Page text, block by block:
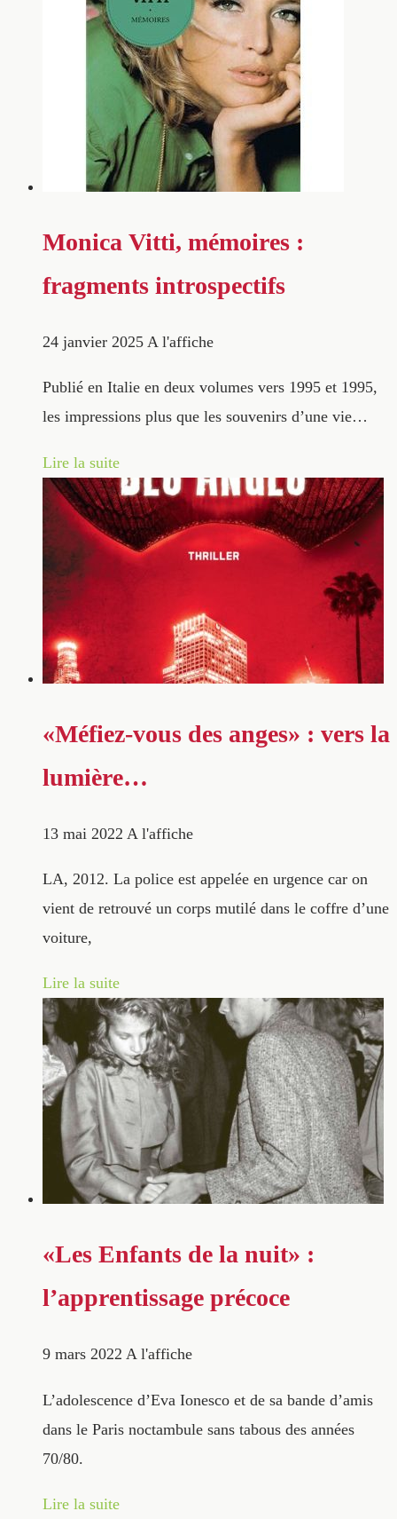
Monica Vitti, mémoires :
fragments introspectifs
24 janvier 2025 A l'affiche
Publié en Italie en deux volumes vers 1995 et 1995,
les impressions plus que les souvenirs d’une vie…
Lire la suite
«Méfiez-vous des anges» : vers la
lumière…
13 mai 2022 A l'affiche
LA, 2012. La police est appelée en urgence car on
vient de retrouvé un corps mutilé dans le coffre d’une
voiture,
Lire la suite
«Les Enfants de la nuit» :
l’apprentissage précoce
9 mars 2022 A l'affiche
L’adolescence d’Eva Ionesco et de sa bande d’amis
dans le Paris noctambule sans tabous des années
70/80.
Lire la suite